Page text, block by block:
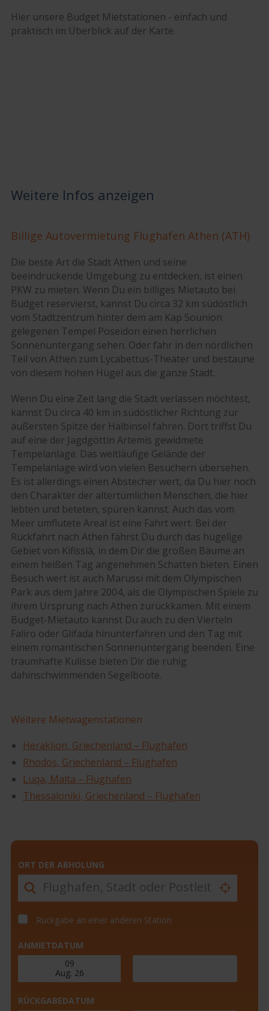
Hier unsere Budget Mietstationen - einfach und
praktisch im Überblick auf der Karte.
Weitere Infos anzeigen
Billige Autovermietung Flughafen Athen (ATH)
Die beste Art die Stadt Athen und seine
beeindruckende Umgebung zu entdecken, ist einen
PKW zu mieten. Wenn Du ein billiges Mietauto bei
Budget reservierst, kannst Du circa 32 km südöstlich
vom Stadtzentrum hinter dem am Kap Sounion
gelegenen Tempel Poseidon einen herrlichen
Sonnenuntergang sehen. Oder fahr in den nördlichen
Teil von Athen zum Lycabettus-Theater und bestaune
von diesem hohen Hügel aus die ganze Stadt.
Wenn Du eine Zeit lang die Stadt verlassen möchtest,
kannst Du circa 40 km in südöstlicher Richtung zur
äußersten Spitze der Halbinsel fahren. Dort triffst Du
auf eine der Jagdgöttin Artemis gewidmete
Tempelanlage. Das weitläufige Gelände der
Tempelanlage wird von vielen Besuchern übersehen.
Es ist allerdings einen Abstecher wert, da Du hier noch
den Charakter der altertümlichen Menschen, die hier
lebten und beteten, spüren kannst. Auch das vom
Meer umflutete Areal ist eine Fahrt wert. Bei der
Rückfahrt nach Athen fährst Du durch das hügelige
Gebiet von Kifissià, in dem Dir die großen Bäume an
einem heißen Tag angenehmen Schatten bieten. Einen
Besuch wert ist auch Marussi mit dem Olympischen
Park aus dem Jahre 2004, als die Olympischen Spiele zu
ihrem Ursprung nach Athen zurückkamen. Mit einem
Budget-Mietauto kannst Du auch zu den Vierteln
Faliro oder Glifada hinunterfahren und den Tag mit
einem romantischen Sonnenuntergang beenden. Eine
traumhafte Kulisse bieten Dir die ruhig
dahinschwimmenden Segelboote.
Weitere Mietwagenstationen
Heraklion, Griechenland – Flughafen
Rhodos, Griechenland – Flughafen
Luqa, Malta – Flughafen
Thessaloniki, Griechenland – Flughafen
ORT DER ABHOLUNG
Rückgabe an einer anderen Station
ANMIETDATUM
RÜCKGABEDATUM